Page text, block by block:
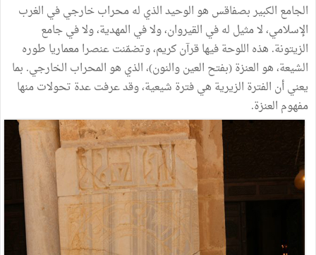
الجامع الكبير بصفاقس هو الوحيد الذي له محراب خارجي في الغرب
الإسلامي، لا مثيل له في القيروان، ولا في المهدية، ولا في جامع
الزيتونة. هذه اللوحة فيها قرآن كريم، وتضمّنت عنصرا معماريا طوره
الشيعة، هو العنزة (بفتح العين والنون)، الذي هو المحراب الخارجي. بما
يعني أن الفترة الزيرية هي فترة شيعية، وقد عرفت عدة تحولات منها
مفهوم العنزة.